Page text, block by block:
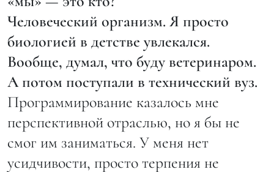
Человеческий организм. Я просто
биологией в детстве увлекался.
Вообще, думал, что буду ветеринаром.
А потом поступали в технический вуз.
Программирование казалось мне
перспективной отраслью, но я бы не
смог им заниматься. У меня нет
усидчивости, просто терпения не